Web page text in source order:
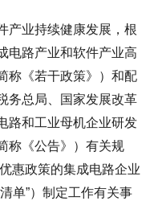
产业持续健康发展，根
电路产业和软件产业高
称《若干政策》）和配
务总局、国家发展改革
路和工业母机企业研发
称《公告》）有关规
惠政策的集成电路企业
单”）制定工作有关事